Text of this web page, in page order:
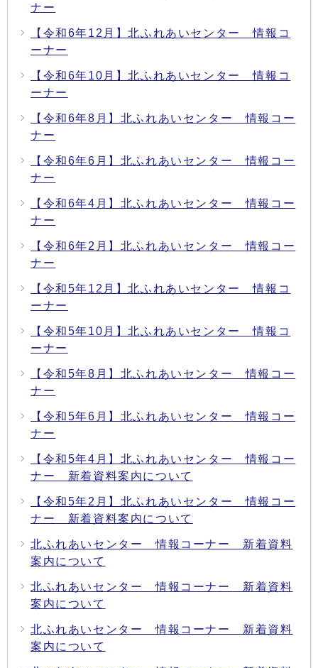
ナー
【令和6年12月】北ふれあいセンター 情報コ
ーナー
【令和6年10月】北ふれあいセンター 情報コ
ーナー
【令和6年8月】北ふれあいセンター 情報コー
ナー
【令和6年6月】北ふれあいセンター 情報コー
ナー
【令和6年4月】北ふれあいセンター 情報コー
ナー
【令和6年2月】北ふれあいセンター 情報コー
ナー
【令和5年12月】北ふれあいセンター 情報コ
ーナー
【令和5年10月】北ふれあいセンター 情報コ
ーナー
【令和5年8月】北ふれあいセンター 情報コー
ナー
【令和5年6月】北ふれあいセンター 情報コー
ナー
【令和5年4月】北ふれあいセンター 情報コー
ナー 新着資料案内について
【令和5年2月】北ふれあいセンター 情報コー
ナー 新着資料案内について
北ふれあいセンター 情報コーナー 新着資料
案内について
北ふれあいセンター 情報コーナー 新着資料
案内について
北ふれあいセンター 情報コーナー 新着資料
案内について